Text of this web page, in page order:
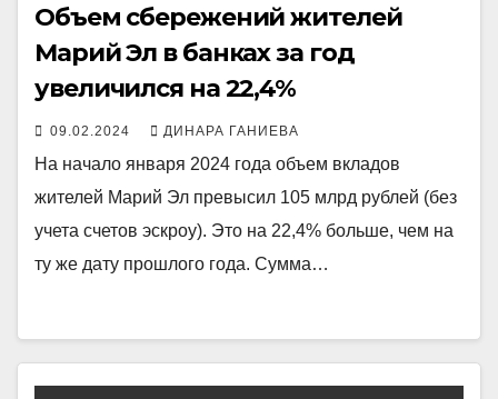
Объем сбережений жителей
Марий Эл в банках за год
увеличился на 22,4%
09.02.2024 ДИНАРА ГАНИЕВА
На начало января 2024 года объем вкладов
жителей Марий Эл превысил 105 млрд рублей (без
учета счетов эскроу). Это на 22,4% больше, чем на
ту же дату прошлого года. Сумма…